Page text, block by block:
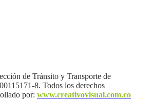
de Tránsito y Transporte de
8. Todos los derechos
por: www.creativovisual.com.co